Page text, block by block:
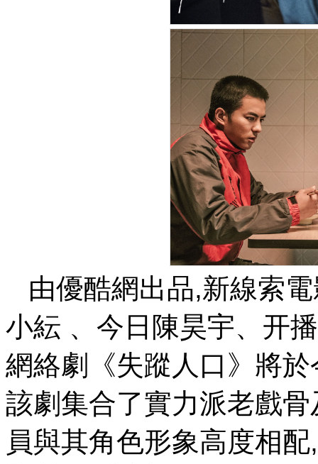
由優酷網出品,新線索電影
小紜  、今日 陳昊宇、
網絡劇《失蹤人口》將於
該劇集合了實力派老戲
員與其角色形象高度相